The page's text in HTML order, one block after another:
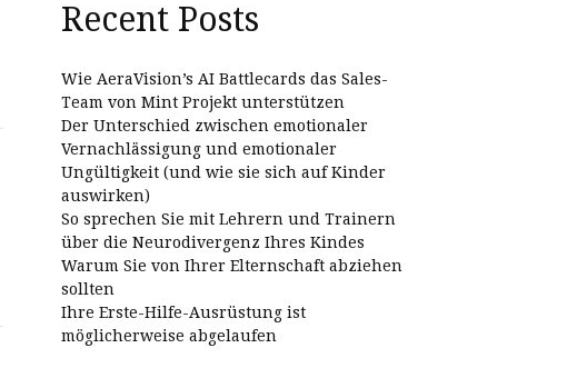
Recent Posts
Wie AeraVision’s AI Battlecards das Sales-
Team von Mint Projekt unterstützen
Der Unterschied zwischen emotionaler
Vernachlässigung und emotionaler
Ungültigkeit (und wie sie sich auf Kinder
auswirken)
So sprechen Sie mit Lehrern und Trainern
über die Neurodivergenz Ihres Kindes
Warum Sie von Ihrer Elternschaft abziehen
sollten
Ihre Erste-Hilfe-Ausrüstung ist
möglicherweise abgelaufen